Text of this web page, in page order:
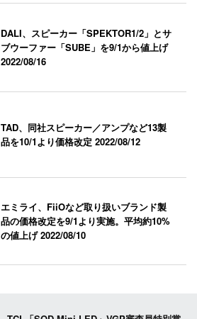
DALI、スピーカー「SPEKTOR1/2」とサ
ブウーファー「SUBE」を9/1から値上げ
2022/08/16
TAD、同社スピーカー／アンプなど13製
品を10/1より価格改定2022/08/12
エミライ、FiiOなど取り扱いブランド製
品の価格改定を9/1より実施。平均約10%
の値上げ2022/08/10